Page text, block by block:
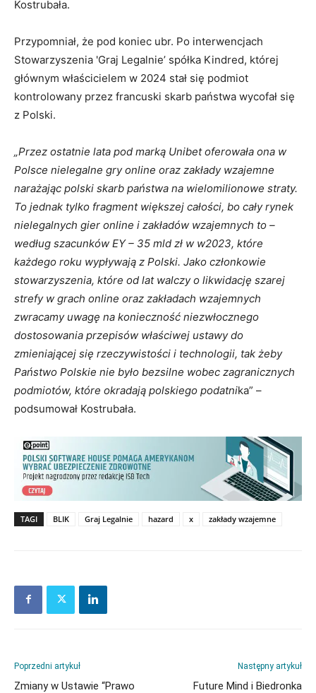
Kostrubała.
Przypomniał, że pod koniec ubr. Po interwencjach
Stowarzyszenia 'Graj Legalnie’ spółka Kindred, której
głównym właścicielem w 2024 stał się podmiot
kontrolowany przez francuski skarb państwa wycofał się
z Polski.
„Przez ostatnie lata pod marką Unibet oferowała ona w
Polsce nielegalne gry online oraz zakłady wzajemne
narażając polski skarb państwa na wielomilionowe straty.
To jednak tylko fragment większej całości, bo cały rynek
nielegalnych gier online i zakładów wzajemnych to –
według szacunków EY – 35 mld zł w w2023, które
każdego roku wypływają z Polski. Jako członkowie
stowarzyszenia, które od lat walczy o likwidację szarej
strefy w grach online oraz zakładach wzajemnych
zwracamy uwagę na konieczność niezwłocznego
dostosowania przepisów właściwej ustawy do
zmieniającej się rzeczywistości i technologii, tak żeby
Państwo Polskie nie było bezsilne wobec zagranicznych
podmiotów, które okradają polskiego podatnika” –
podsumował Kostrubała.
TAGI BLIK Graj Legalnie hazard x zakłady wzajemne
Poprzedni artykuł
Zmiany w Ustawie “Prawo
Następny artykuł
Future Mind i Biedronka